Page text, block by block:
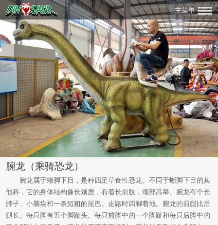
主菜单
腕龙（乘骑恐龙）
腕龙属于蜥脚下目，是种四足草食性恐龙。不同于蜥脚下目的其
他科，它的身体结构像长颈鹿，有着长前肢，颈部高举。腕龙有个长
脖子、小脑袋和一条短粗的尾巴。走路时四脚着地。腕龙的前腿比后
腿长。每只脚有五个脚趾头。每只前脚中的一个脚趾和每只后脚中的